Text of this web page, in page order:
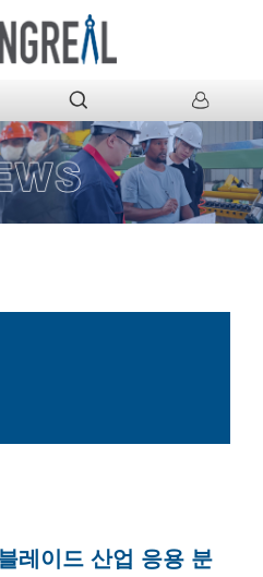
레이드 산업 응용 분